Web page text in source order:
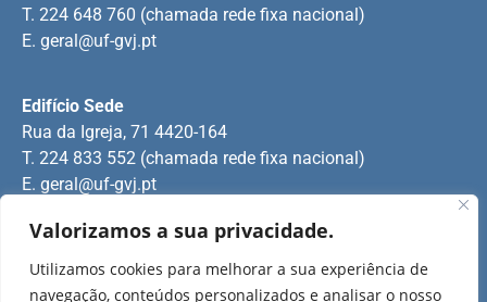
Valorizamos a sua privacidade.
Utilizamos cookies para melhorar a sua experiência de
navegação, conteúdos personalizados e analisar o nosso
Rua Manuel Pinto Martins
Edifício Sede
Rua da Igreja, 71 4420-164
T. 224 833 552 (chamada rede fixa nacional)
E. geral@uf-gvj.pt
T. 224 648 760 (chamada rede fixa nacional)
E. geral@uf-gvj.pt